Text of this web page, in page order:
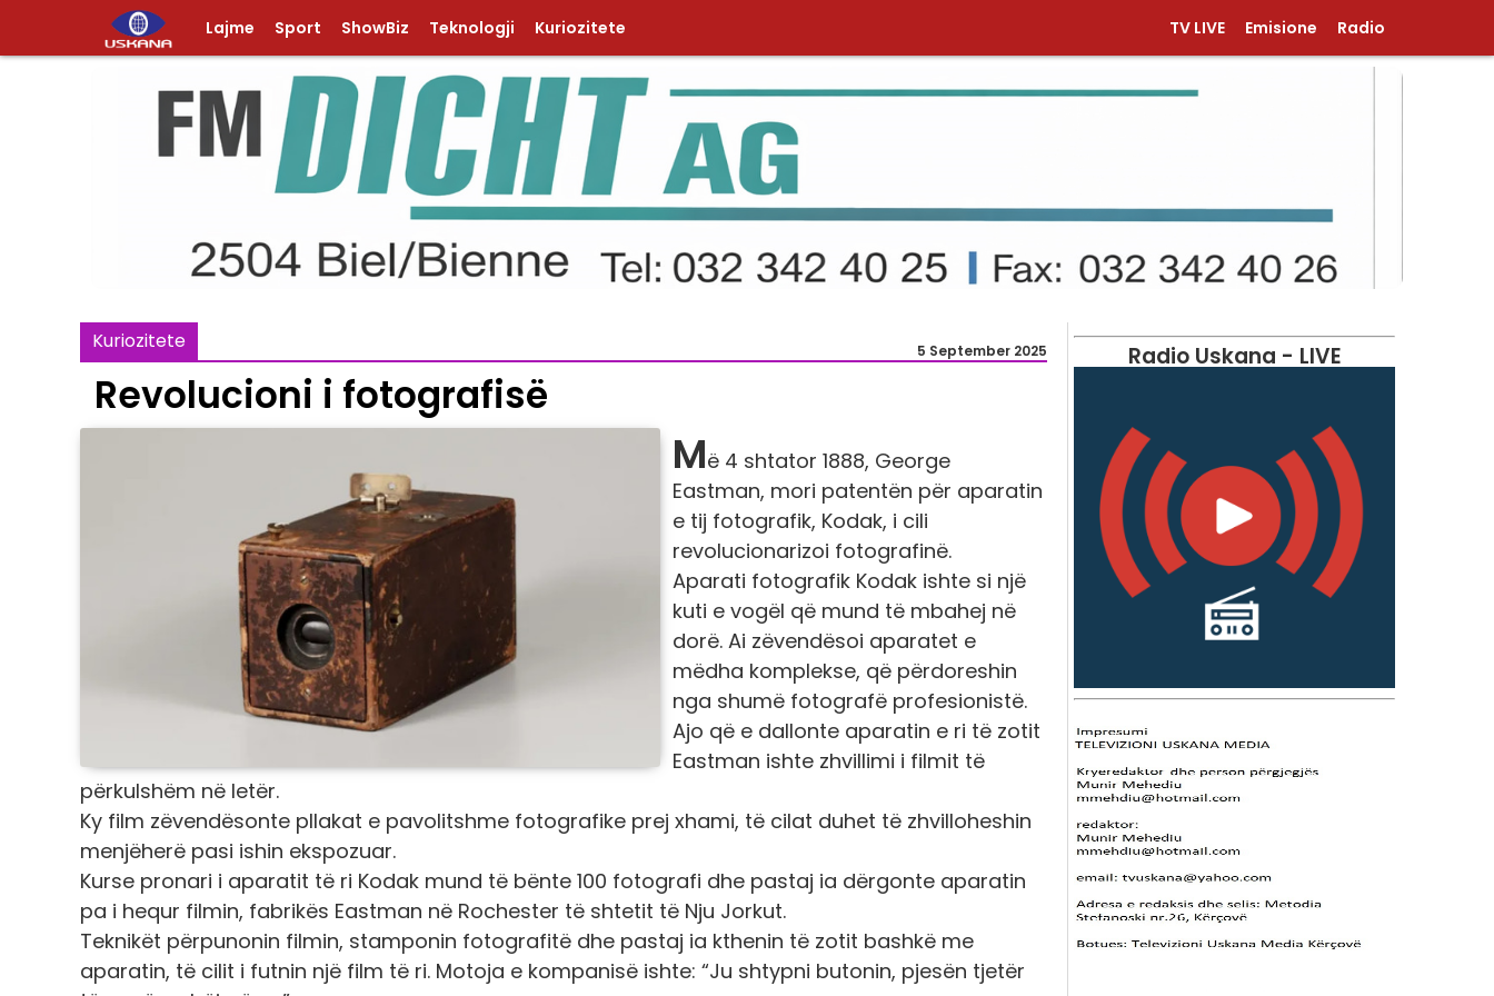
Lajme Sport ShowBiz Teknologji Kuriozitete TV LIVE Emisione Radio
Kuriozitete 5 September 2025
Revolucioni i fotografisë
Më 4 shtator 1888, George
Eastman, mori patentën për aparatin
e tij fotografik, Kodak, i cili
revolucionarizoi fotografinë.
Aparati fotografik Kodak ishte si një
kuti e vogël që mund të mbahej në
dorë. Ai zëvendësoi aparatet e
mëdha komplekse, që përdoreshin
nga shumë fotografë profesionistë.
Ajo që e dallonte aparatin e ri të zotit
Eastman ishte zhvillimi i filmit të
përkulshëm në letër.
Ky film zëvendësonte pllakat e pavolitshme fotografike prej xhami, të cilat duhet të zhvilloheshin
menjëherë pasi ishin ekspozuar.
Kurse pronari i aparatit të ri Kodak mund të bënte 100 fotografi dhe pastaj ia dërgonte aparatin
pa i hequr filmin, fabrikës Eastman në Rochester të shtetit të Nju Jorkut.
Teknikët përpunonin filmin, stamponin fotografitë dhe pastaj ia kthenin të zotit bashkë me
aparatin, të cilit i futnin një film të ri. Motoja e kompanisë ishte: “Ju shtypni butonin, pjesën tjetër
Radio Uskana - LIVE